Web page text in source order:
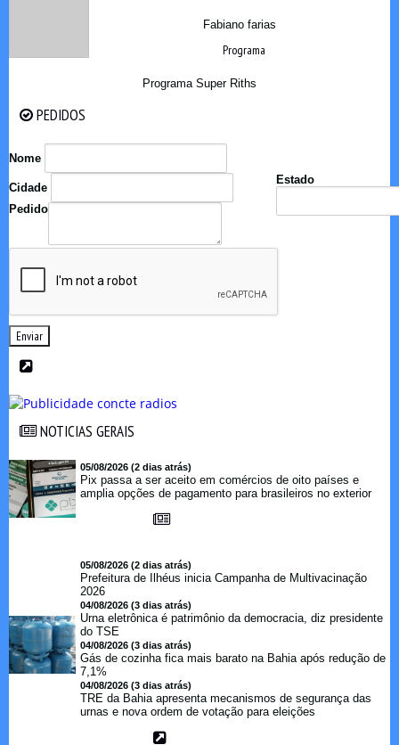
Fabiano farias
Programa
Programa Super Riths
PEDIDOS
Nome
Cidade
Estado
Pedido
Enviar
NOTICIAS GERAIS
05/08/2026 (2 dias atrás)
Pix passa a ser aceito em comércios de oito países e
amplia opções de pagamento para brasileiros no exterior
05/08/2026 (2 dias atrás)
Prefeitura de Ilhéus inicia Campanha de Multivacinação
2026
04/08/2026 (3 dias atrás)
Urna eletrônica é patrimônio da democracia, diz presidente
do TSE
04/08/2026 (3 dias atrás)
Gás de cozinha fica mais barato na Bahia após redução de
7,1%
04/08/2026 (3 dias atrás)
TRE da Bahia apresenta mecanismos de segurança das
urnas e nova ordem de votação para eleições